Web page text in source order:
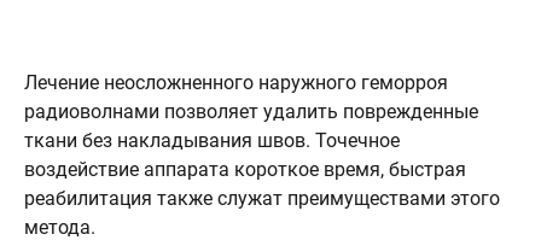
Лечение неосложненного наружного геморроя
радиоволнами позволяет удалить поврежденные
ткани без накладывания швов. Точечное
воздействие аппарата короткое время, быстрая
реабилитация также служат преимуществами этого
метода.